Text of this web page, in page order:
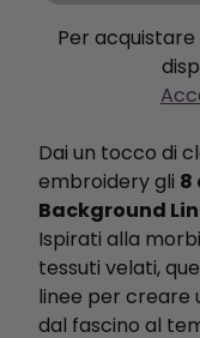
Per
Dai un tocco di
embroidery gli 8
Background
Ispirati alla
tessuti velati,
linee per creare
dal fascino al